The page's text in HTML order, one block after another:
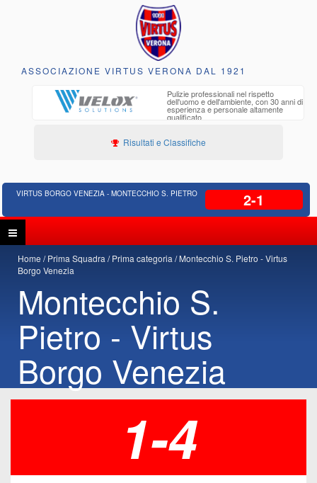
ASSOCIAZIONE VIRTUS VERONA DAL 1921
Pulizie professionali nel rispetto
dell'uomo e dell'ambiente, con 30 anni di
esperienza e personale altamente
qualificato
Risultati e Classifiche
VIRTUS BORGO VENEZIA - MONTECCHIO S. PIETRO 2-1
Home Prima Squadra Prima categoria Montecchio S. Pietro - Virtus
Borgo Venezia
Montecchio S.
Pietro - Virtus
Borgo Venezia
1-4